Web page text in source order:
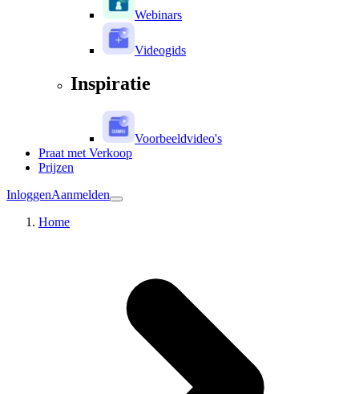
Webinars
Videogids
Inspiratie
Voorbeeldvideo's
Praat met Verkoop
Prijzen
InloggenAanmelden
Home